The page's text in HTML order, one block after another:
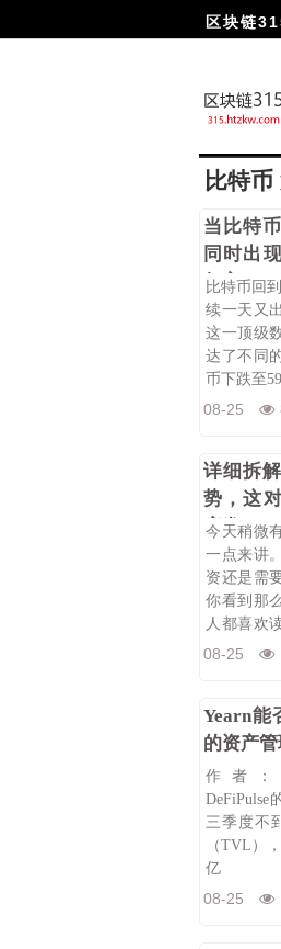
区块链
比特
当比特
同时出
何方？
比特币回
续一天又
这一顶级
达了不同
币下跌至
08-25
详细拆
势，这
启发？
今天稍微
一点来讲
资还是需
你看到那
人都喜欢
回到历史
08-25
Yearn能
的资产管
作者：
DeFiPulse
三季度不
（TVL）
亿
08-25